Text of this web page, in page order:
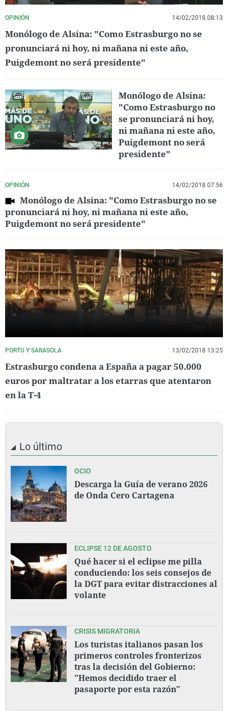
OPINIÓN 14/02/2018 08:13
Monólogo de Alsina: "Como Estrasburgo no se
pronunciará ni hoy, ni mañana ni este año,
Puigdemont no será presidente"
Monólogo de Alsina:
"Como Estrasburgo no
se pronunciará ni hoy,
ni mañana ni este año,
Puigdemont no será
presidente"
OPINIÓN 14/02/2018 07:56
Monólogo de Alsina: "Como Estrasburgo no se
pronunciará ni hoy, ni mañana ni este año,
Puigdemont no será presidente"
PORTU Y SARASOLA 13/02/2018 13:25
Estrasburgo condena a España a pagar 50.000
euros por maltratar a los etarras que atentaron
en la T-4
Lo último
OCIO
Descarga la Guía de verano 2026
de Onda Cero Cartagena
ECLIPSE 12 DE AGOSTO
Qué hacer si el eclipse me pilla
conduciendo: los seis consejos de
la DGT para evitar distracciones al
volante
CRISIS MIGRATORIA
Los turistas italianos pasan los
primeros controles fronterizos
tras la decisión del Gobierno:
"Hemos decidido traer el
pasaporte por esta razón"